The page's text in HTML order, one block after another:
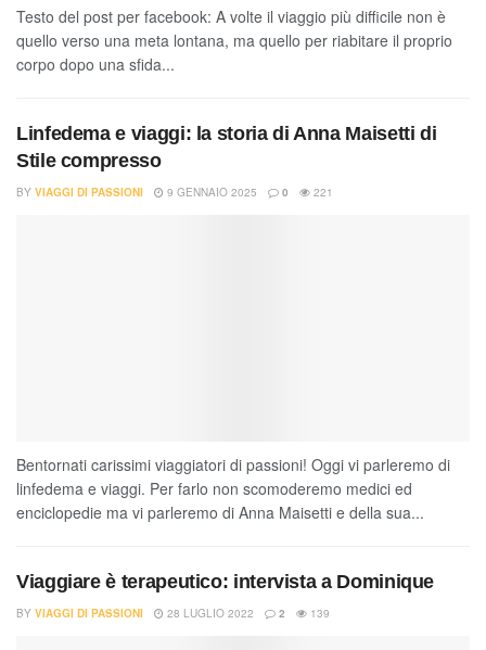
Testo del post per facebook: A volte il viaggio più difficile non è
quello verso una meta lontana, ma quello per riabitare il proprio
corpo dopo una sfida...
Linfedema e viaggi: la storia di Anna Maisetti di
Stile compresso
BY VIAGGI DI PASSIONI 9 GENNAIO 2025 0 221
Bentornati carissimi viaggiatori di passioni! Oggi vi parleremo di
linfedema e viaggi. Per farlo non scomoderemo medici ed
enciclopedie ma vi parleremo di Anna Maisetti e della sua...
Viaggiare è terapeutico: intervista a Dominique
BY VIAGGI DI PASSIONI 28 LUGLIO 2022 2 139